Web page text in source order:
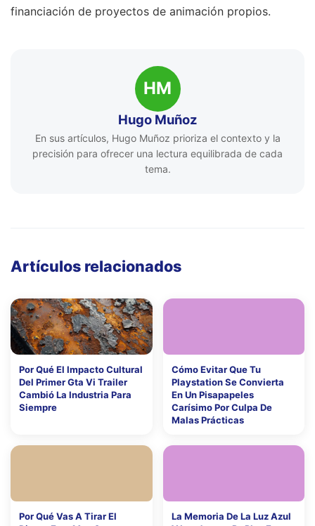
financiación de proyectos de animación propios.
HM
Hugo Muñoz
En sus artículos, Hugo Muñoz prioriza el contexto y la
precisión para ofrecer una lectura equilibrada de cada
tema.
Artículos relacionados
Por Qué El Impacto Cultural
Del Primer Gta Vi Trailer
Cambió La Industria Para
Siempre
Cómo Evitar Que Tu
Playstation Se Convierta
En Un Pisapapeles
Carísimo Por Culpa De
Malas Prácticas
Por Qué Vas A Tirar El
La Memoria De La Luz Azul